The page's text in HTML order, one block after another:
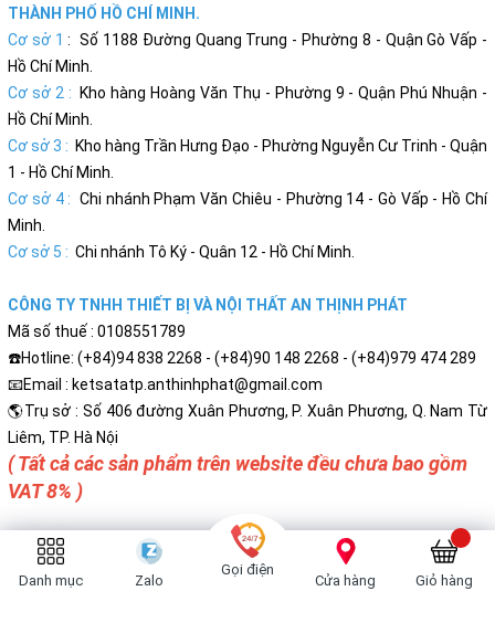
THÀNH PHỐ HỒ CHÍ MINH.
Cơ sở 1: Số 1188 Đường Quang Trung - Phường 8 - Quận Gò Vấp -
Hồ Chí Minh.
Cơ sở 2 : Kho hàng Hoàng Văn Thụ - Phường 9 - Quận Phú Nhuận -
Hồ Chí Minh.
Cơ sở 3 : Kho hàng Trần Hưng Đạo - Phường Nguyễn Cư Trinh - Quận
1 - Hồ Chí Minh.
Cơ sở 4 : Chi nhánh Phạm Văn Chiêu - Phường 14 - Gò Vấp - Hồ Chí
Minh.
Cơ sở 5 : Chi nhánh Tô Ký - Quân 12 - Hồ Chí Minh.
CÔNG TY TNHH THIẾT BỊ VÀ NỘI THẤT AN THỊNH PHÁT
Mã số thuế : 0108551789
☎️Hotline: (+84)94 838 2268 - (+84)90 148 2268 - (+84)979 474 289
📧Email : ketsatatp.anthinhphat@gmail.com
🌎Trụ sở : Số 406 đường Xuân Phương, P. Xuân Phương, Q. Nam Từ
Liêm, TP. Hà Nội
( Tất cả các sản phẩm trên website đều chưa bao gồm
VAT 8% )
Danh mục Zalo
Gọi điện
Cửa hàng Giỏ hàng